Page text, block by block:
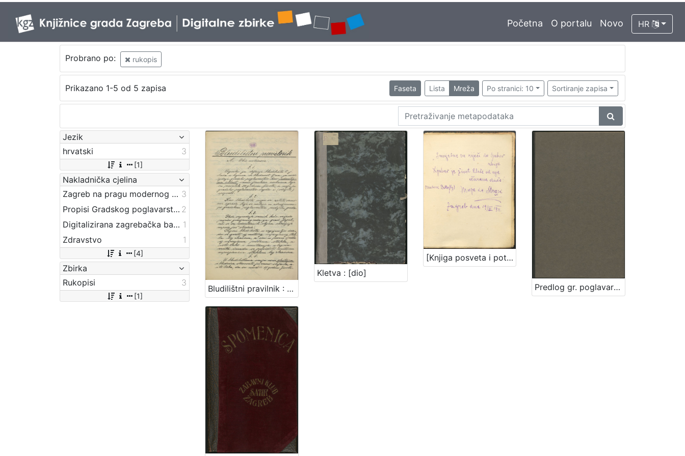
Početna O portalu Novo HR
Probrano po: rukopis
Prikazano 1-5 od 5 zapisa Faseta Lista Mreža Po stranici: 10 Sortiranje zapisa
Jezik
hrvatski
3
[1]
Nakladnička cjelina
Zagreb na pragu modernog doba 3
Propisi Gradskog poglavarstva 2
Digitalizirana zagrebačka baština 1
Zdravstvo
1
[4]
Zbirka
Rukopisi
3
[1]
Bludilištni pravilnik : Gradsko poglavarstvo u Zagrebu 16. travnja 1899. / gradski načelnik Mošinsky
Kletva : [dio]
[Knjiga posveta i potpisa Ivi Raiću] : [1910.-1935.]
Predlog gr. poglavarstva glede bolnice milosrdne braće : [U Zagrebu, 30. studenoga 1896] / [Mošinsky]